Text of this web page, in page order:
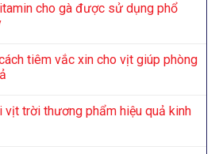
cho gà được sử dụng phổ
tiêm vắc xin cho vịt giúp phòng
vịt trời thương phẩm hiệu quả kinh